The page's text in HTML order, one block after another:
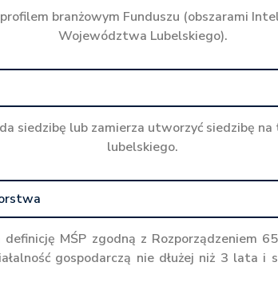
branżowym Funduszu (obszarami
Województwa Lubelskiego).
siedzibę lub zamierza utworzyć siedzibę
lubelskiego.
definicję MŚP zgodną z Rozporządzeniem
gospodarczą nie dłużej niż 3 lata i